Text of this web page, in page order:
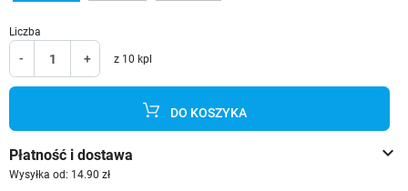
Liczba
- + z 10 kpl
DO KOSZYKA
keyboard_arrow_down
Płatność i dostawa
Wysyłka od: 14.90 zł